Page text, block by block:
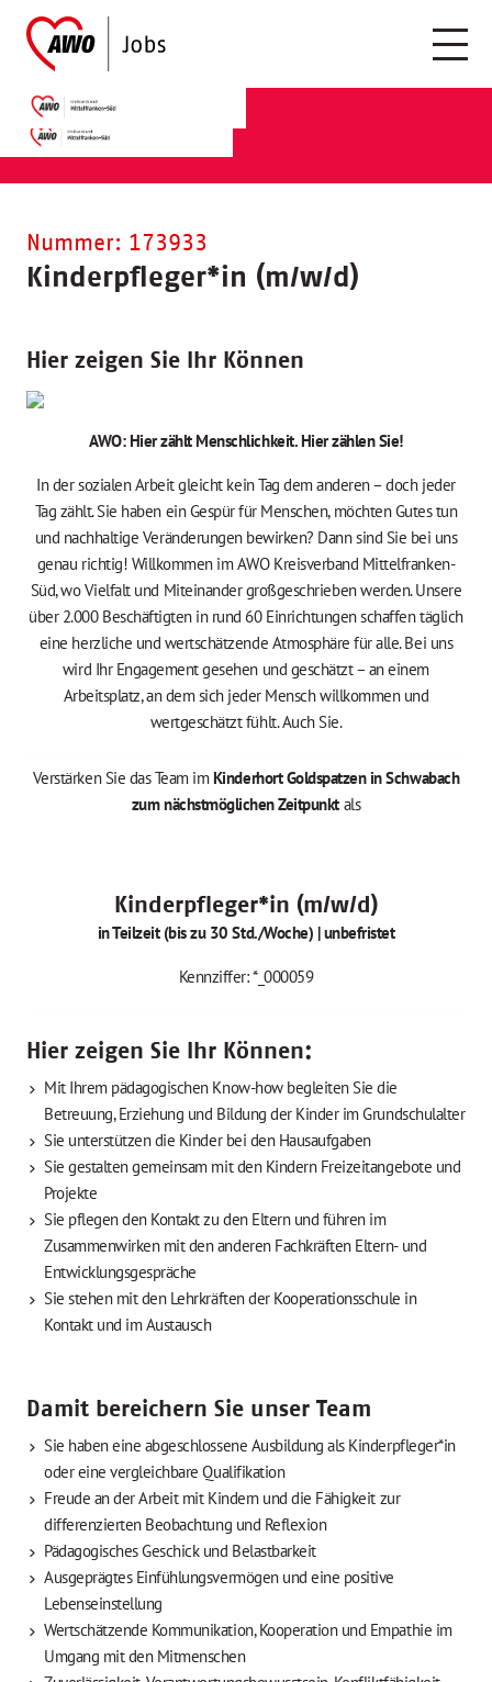
Nummer: 173933
Kinderpfleger*in (m/w/d)
Hier zeigen Sie Ihr Können
AWO: Hier zählt Menschlichkeit. Hier zählen Sie!
In der sozialen Arbeit gleicht kein Tag dem anderen – doch jeder
Tag zählt. Sie haben ein Gespür für Menschen, möchten Gutes tun
und nachhaltige Veränderungen bewirken? Dann sind Sie bei uns
genau richtig! Willkommen im AWO Kreisverband Mittelfranken-
Süd, wo Vielfalt und Miteinander großgeschrieben werden. Unsere
über 2.000 Beschäftigten in rund 60 Einrichtungen schaffen täglich
eine herzliche und wertschätzende Atmosphäre für alle. Bei uns
wird Ihr Engagement gesehen und geschätzt – an einem
Arbeitsplatz, an dem sich jeder Mensch willkommen und
wertgeschätzt fühlt. Auch Sie.
Verstärken Sie das Team im Kinderhort Goldspatzen in Schwabach
zum nächstmöglichen Zeitpunkt als
Kinderpfleger*in (m/w/d)
in Teilzeit (bis zu 30 Std./Woche) | unbefristet
Kennziffer: *_000059
Hier zeigen Sie Ihr Können:
Mit Ihrem pädagogischen Know-how begleiten Sie die
Betreuung, Erziehung und Bildung der Kinder im Grundschulalter
Sie unterstützen die Kinder bei den Hausaufgaben
Sie gestalten gemeinsam mit den Kindern Freizeitangebote und
Projekte
Sie pflegen den Kontakt zu den Eltern und führen im
Zusammenwirken mit den anderen Fachkräften Eltern- und
Entwicklungsgespräche
Sie stehen mit den Lehrkräften der Kooperationsschule in
Kontakt und im Austausch
Damit bereichern Sie unser Team
Sie haben eine abgeschlossene Ausbildung als Kinderpfleger*in
oder eine vergleichbare Qualifikation
Freude an der Arbeit mit Kindern und die Fähigkeit zur
differenzierten Beobachtung und Reflexion
Pädagogisches Geschick und Belastbarkeit
Ausgeprägtes Einfühlungsvermögen und eine positive
Lebenseinstellung
Wertschätzende Kommunikation, Kooperation und Empathie im
Umgang mit den Mitmenschen